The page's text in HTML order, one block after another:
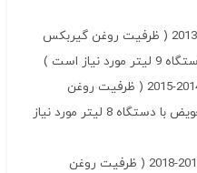
سانتافه 3500 مدل 2010-2011-2012-2013 ( ظرفیت روغن گیربکس
سانتافه 2400 MPI مدل 2012-2013-2014-2015 ( ظرفیت روغن
گیربکس 7.1 لیتر است در صورت تعویض با دستگاه 8 لیتر مورد نیاز
سانتافه 2400 GDI مدل 2015-2016-2017-2018 ( ظرفیت روغن